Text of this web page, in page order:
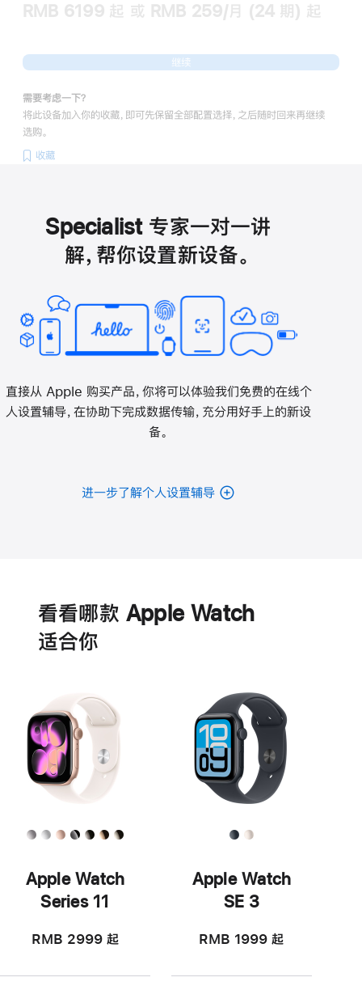
RMB 6199起 或 RMB 259/月 (24 期) 起
继续
需要考虑一下？
将此设备加入你的收藏，即可先保留全部配置选择，之后随时回来再继续
选购。
收藏
Specialist 专家一对一讲
解，帮你设置新设备。
直接从 Apple 购买产品，你将可以体验我们免费的在线个
人设置辅导，在协助下完成数据传输，充分用好手上的新设
备。
进一步了解个人设置辅导
看看哪款 Apple Watch
适‍合‍你
Apple Watch
Series 11
RMB 2999 起
Apple Watch
SE 3
RMB 1999 起